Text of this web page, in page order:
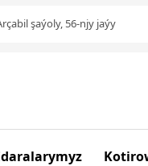
şaýoly, 56-njy jaýy